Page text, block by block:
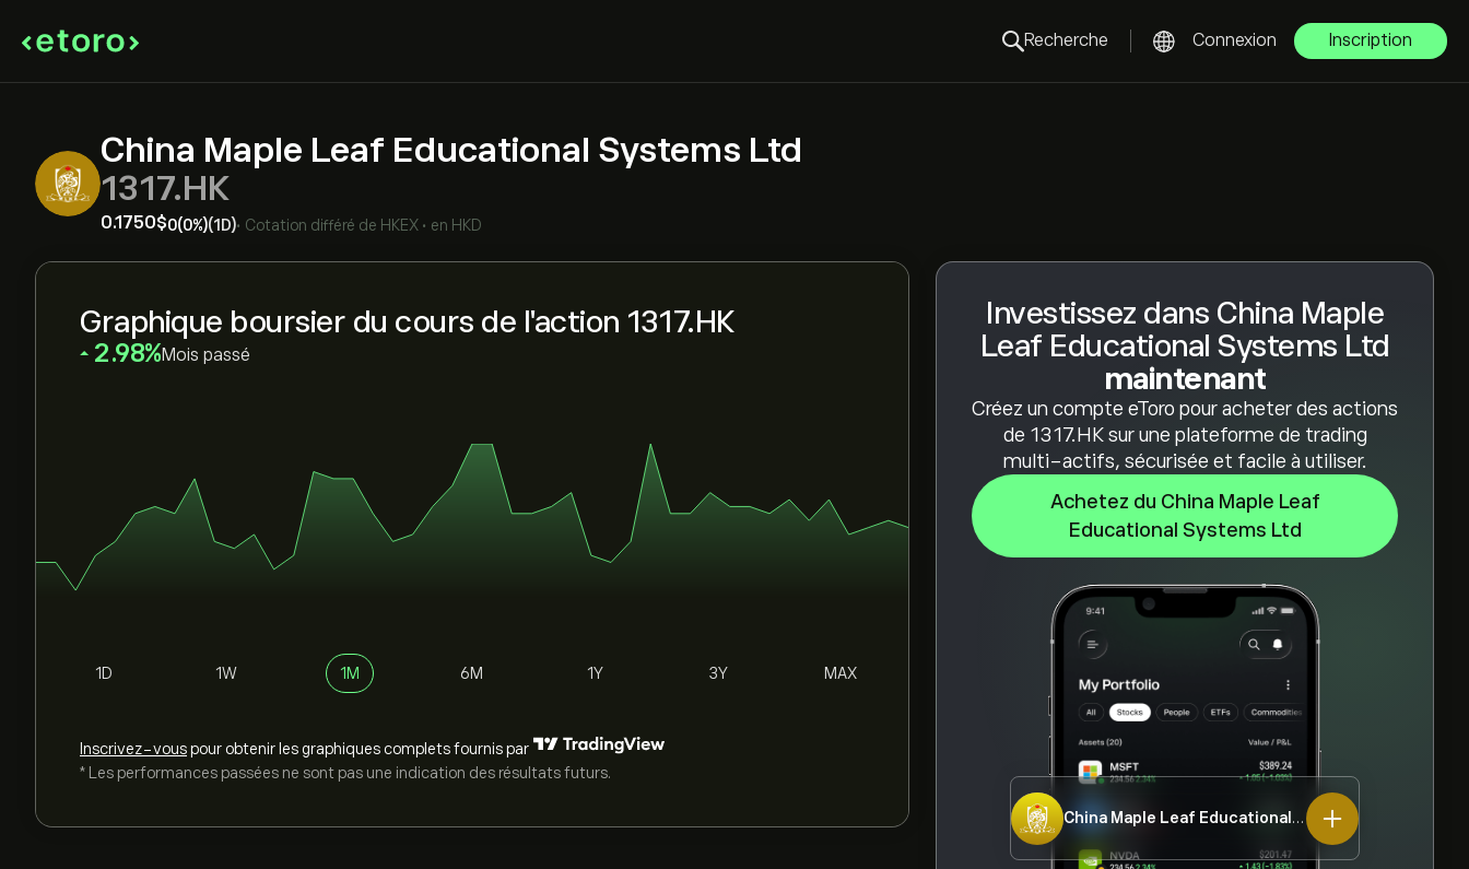
Recherche Connexion Inscription
China Maple Leaf Educational Systems Ltd
1317.HK
0.1750‎$‎0(0%)(1D)• Cotation différé de HKEX • en HKD
Investissez dans China Maple
Leaf Educational Systems Ltd
maintenant
Créez un compte eToro pour acheter des actions
de 1317.HK sur une plateforme de trading
multi-actifs, sécurisée et facile à utiliser.
Achetez du China Maple Leaf
Educational Systems Ltd
China Maple Leaf Educational Systems Ltd
Graphique boursier du cours de l'action 1317.HK
‎2.98‎ Mois passé
1D 1W 1M 6M 1Y 3Y MAX
Inscrivez-vouspour obtenir les graphiques complets fournis par
* Les performances passées ne sont pas une indication des résultats futurs.